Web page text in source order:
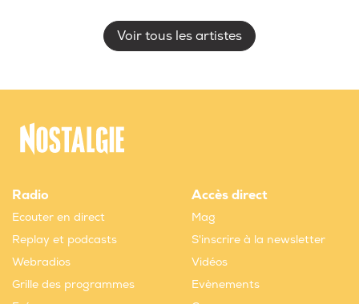
Voir tous les artistes
Radio
Ecouter en direct
Replay et podcasts
Webradios
Grille des programmes
Accès direct
Mag
S'inscrire à la newsletter
Vidéos
Evènements